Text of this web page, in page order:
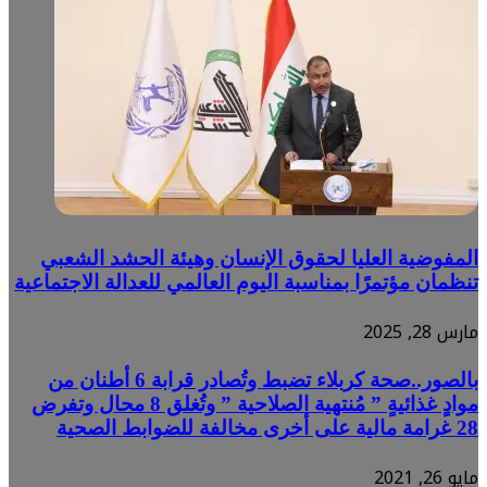
المفوضية العليا لحقوق الإنسان وهيئة الحشد الشعبي
تنظمان مؤتمرًا بمناسبة اليوم العالمي للعدالة الاجتماعية
مارس 28, 2025
بالصور..صحة كربلاء تضبط وتُصادر قرابة 6 أطنان من
موادٍ غذائيةٍ ” مُنتهية الصلاحية ” وتُغلق 8 محال وتفرض
28 غرامة مالية على أخرى مخالفة للضوابط الصحية
مايو 26, 2021